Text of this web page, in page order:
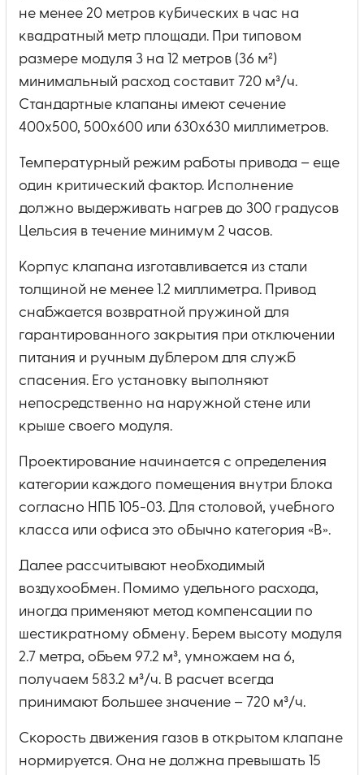
не менее 20 метров кубических в час на
квадратный метр площади. При типовом
размере модуля 3 на 12 метров (36 м²)
минимальный расход составит 720 м³/ч.
Стандартные клапаны имеют сечение
400х500, 500х600 или 630х630 миллиметров.
Температурный режим работы привода – еще
один критический фактор. Исполнение
должно выдерживать нагрев до 300 градусов
Цельсия в течение минимум 2 часов.
Корпус клапана изготавливается из стали
толщиной не менее 1.2 миллиметра. Привод
снабжается возвратной пружиной для
гарантированного закрытия при отключении
питания и ручным дублером для служб
спасения. Его установку выполняют
непосредственно на наружной стене или
крыше своего модуля.
Проектирование начинается с определения
категории каждого помещения внутри блока
согласно НПБ 105-03. Для столовой, учебного
класса или офиса это обычно категория «В».
Далее рассчитывают необходимый
воздухообмен. Помимо удельного расхода,
иногда применяют метод компенсации по
шестикратному обмену. Берем высоту модуля
2.7 метра, объем 97.2 м³, умножаем на 6,
получаем 583.2 м³/ч. В расчет всегда
принимают большее значение – 720 м³/ч.
Скорость движения газов в открытом клапане
нормируется. Она не должна превышать 15